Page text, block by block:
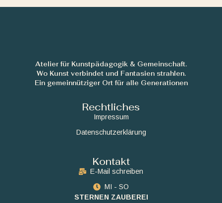
Atelier für Kunstpädagogik & Gemeinschaft.
Wo Kunst verbindet und Fantasien strahlen.
Ein gemeinnütziger Ort für alle Generationen
Rechtliches
Impressum
Datenschutzerklärung
Kontakt
E-Mail schreiben
MI - SO
STERNEN ZAUBEREI